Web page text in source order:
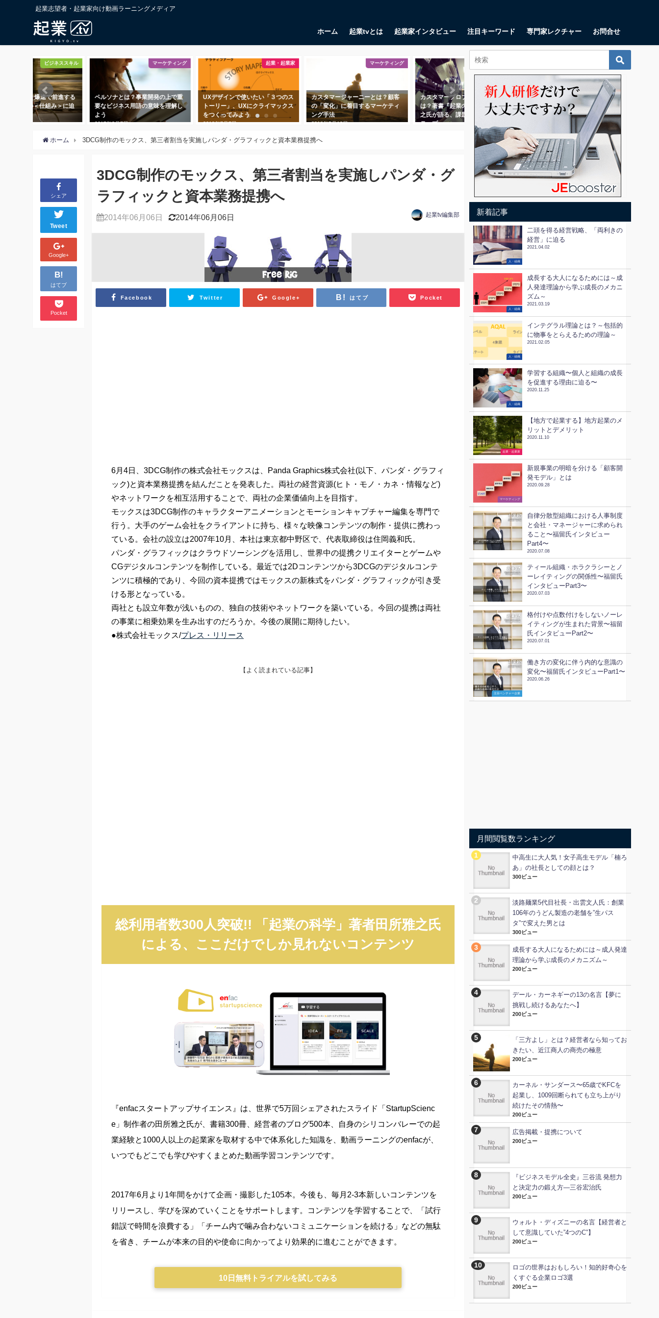
起業志望者・起業家向け動画ラーニングメディア
ホーム 起業tvとは 起業家インタビュー 注目キーワード 専門家レクチャー お問合せ
マーケティング
ナとは？事業開発の上で重
ジネス用語の意味を理解し
起業・起業家
UXデザインで使いたい「３つのス
トーリー」、UXにクライマックス
をつくってみよう
2018年7月7日
マーケティング
カスタマージャーニーとは？顧客
の「変化」に着目するマーケティ
ング手法
2018年5月18日
マーケティング
カスタマープロブレムフィットと
は？著書『起業の科学』で田所雅
之氏が語る、課題に寄り添う３ス
テップ
起業・起業家
ユニットエコノミクスとは？ 顧客
当たりの利益の測定に一体何の意
味があるのか？
2018年10月11日
起業・起業家
リーンキャンバスとは？ スタート
アップが思い描くべき9つの項目
2018年1月17日
ホーム 3DCG制作のモックス、第三者割当を実施しパンダ・グラフィックと資本業務提携へ
シェア
Tweet
Google+
B!
はてブ
Pocket
3DCG制作のモックス、第三者割当を実施しパンダ・グ
ラフィックと資本業務提携へ
2014年06月06日 2014年06月06日 起業tv編集部
Facebook Twitter Google+ はてブ Pocket
6月4日、3DCG制作の株式会社モックスは、Panda Graphics株式会社(以下、パンダ・グラフィ
ック)と資本業務提携を結んだことを発表した。両社の経営資源(ヒト・モノ・カネ・情報など)
やネットワークを相互活用することで、両社の企業価値向上を目指す。
モックスは3DCG制作のキャラクターアニメーションとモーションキャプチャー編集を専門で
行う。大手のゲーム会社をクライアントに持ち、様々な映像コンテンツの制作・提供に携わっ
ている。会社の設立は2007年10月、本社は東京都中野区で、代表取締役は住岡義和氏。
パンダ・グラフィックはクラウドソーシングを活用し、世界中の提携クリエイターとゲームや
CGデジタルコンテンツを制作している。最近では2Dコンテンツから3DCGのデジタルコンテ
ンツに積極的であり、今回の資本提携ではモックスの新株式をパンダ・グラフィックが引き受
ける形となっている。
両社とも設立年数が浅いものの、独自の技術やネットワークを築いている。今回の提携は両社
の事業に相乗効果を生み出すのだろうか。今後の展開に期待したい。
●株式会社モックス/プレス・リリース
【よく読まれている記事】
総利用者数300人突破!! 「起業の科学」著者田所雅之氏
による、ここだけでしか見れないコンテンツ
『enfacスタートアップサイエンス』は、世界で5万回シェアされたスライド「StartupScienc
e」制作者の田所雅之氏が、書籍300冊、経営者のブログ500本、自身のシリコンバレーでの起
業経験と1000人以上の起業家を取材する中で体系化した知識を、動画ラーニングのenfacが、
いつでもどこでも学びやすくまとめた動画学習コンテンツです。
2017年6月より1年間をかけて企画・撮影した105本。今後も、毎月2-3本新しいコンテンツを
リリースし、学びを深めていくことをサポートします。
コンテンツを学習することで、「試行
錯誤で時間を浪費する」「チーム内で噛み合わないコミュニケーションを続ける」などの無駄
を省き、チームが本来の目的や使命に向かってより効果的に進むことができます。
10日無料トライアルを試してみる
新着記事
人・組織
二頭を得る経営戦略、「両利きの
経営」に迫る
2021.04.02
人・組織
成長する大人になるためには～成
人発達理論から学ぶ成長のメカニ
ズム～
2021.03.19
人・組織
インテグラル理論とは？～包括的
に物事をとらえるための理論～
2021.02.05
人・組織
学習する組織〜個人と組織の成長
を促進する理由に迫る〜
2020.11.25
起業・起業家
【地方で起業する】地方起業のメ
リットとデメリット
2020.11.10
ビジネススキル
マーケティング
新規事業の明暗を分ける「顧客開
発モデル」とは
2020.09.28
自律分散型組織における人事制度
と会社・マネージャーに求められ
ること〜福留氏インタビュー
Part4〜
2020.07.08
ティール組織・ホラクラシーとノ
ーレイティングの関係性〜福留氏
インタビューPart3〜
2020.07.03
格付けや点数付けをしないノーレ
イティングが生まれた背景〜福留
氏インタビューPart2〜
2020.07.01
注目ベンチャー企業
働き方の変化に伴う内的な意識の
変化〜福留氏インタビューPart1〜
2020.06.26
月間閲覧数ランキング
中高生に大人気！女子高生モデル「楠ろ
あ」の社長としての顔とは？
300ビュー
淡路麺業5代目社長・出雲文人氏：創業
106年のうどん製造の老舗を”生パス
タ”で変えた男とは
300ビュー
成長する大人になるためには～成人発達
理論から学ぶ成長のメカニズム～
200ビュー
デール・カーネギーの13の名言【夢に
挑戦し続けるあなたへ】
200ビュー
「三方よし」とは？経営者なら知ってお
きたい、近江商人の商売の極意
200ビュー
カーネル・サンダース〜65歳でKFCを
起業し、1009回断られても立ち上がり
続けたその情熱〜
200ビュー
広告掲載・提携について
200ビュー
『ビジネスモデル全史』三谷流 発想力
と決定力の鍛え方―三谷宏治氏
200ビュー
ウォルト・ディズニーの名言【経営者と
して意識していた”4つのC”】
200ビュー
ロゴの世界はおもしろい！知的好奇心を
くすぐる企業ロゴ3選
200ビュー